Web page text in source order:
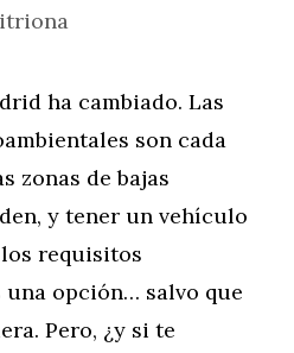
ha cambiado. Las
son cada
zonas de bajas
y tener un vehículo
requisitos
una opción… salvo que
Pero, ¿y si te